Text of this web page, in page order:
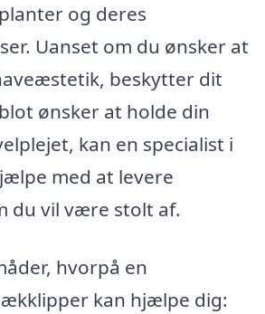
og deres
Uanset om du ønsker at
beskytter dit
ønsker at holde din
kan en specialist i
med at levere
du vil være stolt af.
hvorpå en
kan hjælpe dig: